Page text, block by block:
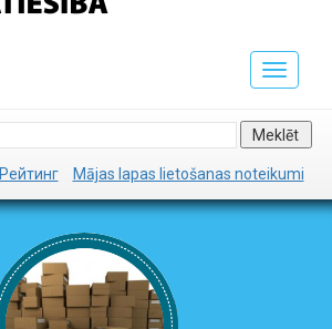
Toggle
Meklēt
Рейтинг Mājas lapas lietošanas noteikumi